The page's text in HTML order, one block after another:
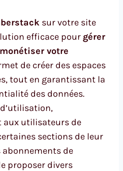
sur votre site
efficace pour gérer
monétiser votre
de créer des espaces
tout en garantissant la
des données.
aux utilisateurs de
sections de leur
abonnements de
proposer divers